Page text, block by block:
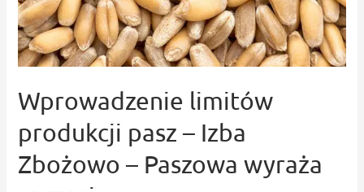
Wprowadzenie limitów
produkcji pasz – Izba
Zbożowo – Paszowa wyraża